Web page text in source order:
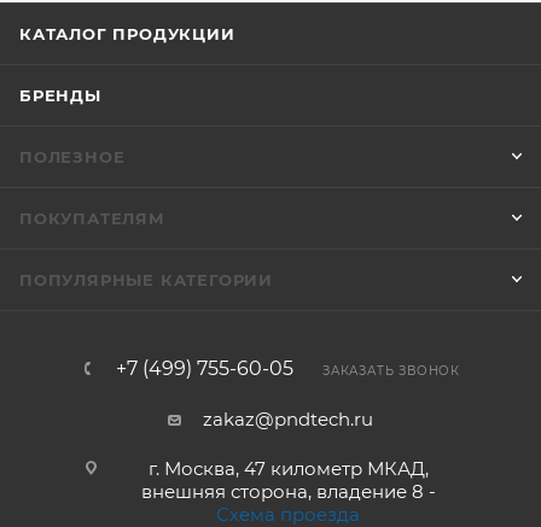
КАТАЛОГ ПРОДУКЦИИ
БРЕНДЫ
ПОЛЕЗНОЕ
ПОКУПАТЕЛЯМ
ПОПУЛЯРНЫЕ КАТЕГОРИИ
+7 (499) 755-60-05 ЗАКАЗАТЬ ЗВОНОК
zakaz@pndtech.ru
г. Москва, 47 километр МКАД,
внешняя сторона, владение 8 -
Схема проезда